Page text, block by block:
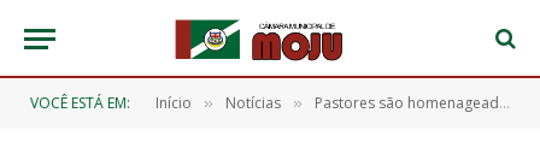
VOCÊ ESTÁ EM: Início » Notícias » Pastores são homenageados em Sessão Especial